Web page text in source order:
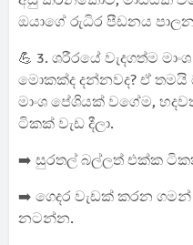
ඔයාගේ රුධිර පීඩනය
💪 3. ශරීරයේ වැදගත්ම
මොකක්ද දන්නවද? ඒ තමයි
මාංශ පේශියක් වගේම,
ටිකක් වැඩ දීලා.
➡️ සුරතල් බල්ලත් එක්ක
➡️ ගෙදර වැඩක් කරන
නටන්න.